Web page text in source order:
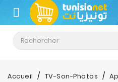
CATÉGORIE
Climatisation
Informatique
Accueil TV-Son-Photos